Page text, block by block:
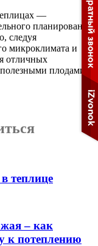
—
планирования
следуя
микроклимата и
отличных
плодами
теплице
– как
к потеплению